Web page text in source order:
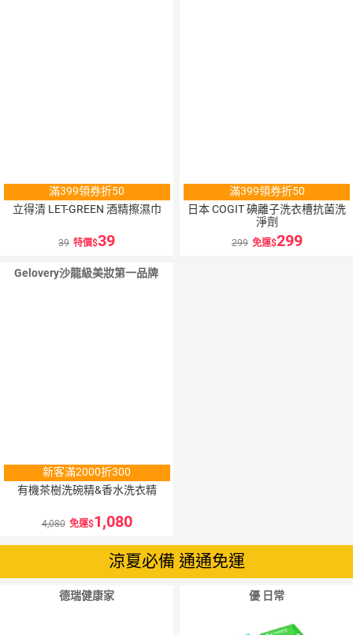
滿399領券折50
立得清 LET-GREEN 酒精擦濕巾
39 特價 39
滿399領券折50
日本 COGIT 碘離子洗衣槽抗菌洗
淨劑
299 免運 299
Gelovery沙龍級美妝第一品牌
新客滿2000折300
有機茶樹洗碗精&香水洗衣精
4,080 免運 1,080
涼夏必備 通通免運
德瑞健康家 優 日常